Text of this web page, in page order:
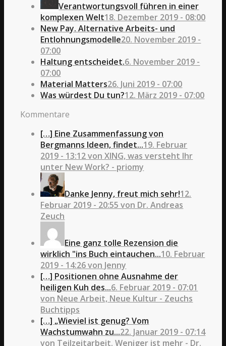
Verantwortungsvoll führen in einer
komplexen Welt18. Dezember 2019 - 08:00
New Pay. Alternative Arbeits- und
Entlohnungsmodelle20. November 2019 -
07:00
Haltung entscheidet.6. November 2019 -
07:00
Material Matters26. Juni 2019 - 07:00
Was würdest Du tun?12. März 2019 - 07:00
Kommentare
[…] Eine Zusammenfassung von
Bergmanns Ideen, findet...19. Februar
2019 - 13:12 von XING, was versteht Ihr
unter New Work? - priomy
Danke Jenny, freut mich sehr!12.
Februar 2019 - 20:55 von Dr. Andreas
Zeuch
Eine ganz tolle Rezension die
wirklich "ins Buch eintauchen...10. Februar
2019 - 14:26 von Jenny
[…] Positionen ohne Ausnahme der
heiligen Kuh des...6. Februar 2019 - 07:01
von Neue Arbeit, Neue Kultur - Zeuchs
Buchtipps
[…] „Wieviel ist genug? Vom
Wachstumwahn zu...22. Januar 2019 - 07:14
von Teilzeitarbeit. Weniger ist mehr - Dr.